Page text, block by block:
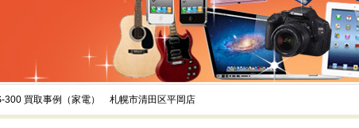
300 買取事例（家電） 札幌市清田区平岡店